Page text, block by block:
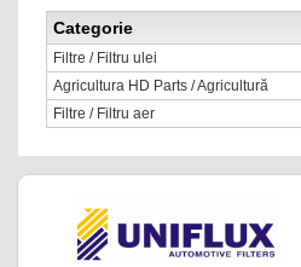
Categorie
Filtre / Filtru ulei
Agricultura HD Parts / Agricultură
Filtre / Filtru aer